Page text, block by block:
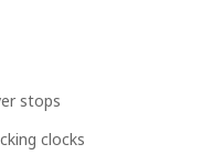
stops
clocks